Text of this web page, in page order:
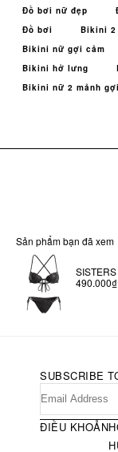
Đồ bơi nữ đẹp
Đồ bơi
Bikini 2
Bikini nữ gợi cảm
Bikini hở lưng
Bikini nữ 2 mảnh
Sản phẩm bạn đã xem
490.000₫
SUBSCRIBE
ĐIỀU KHOẢN